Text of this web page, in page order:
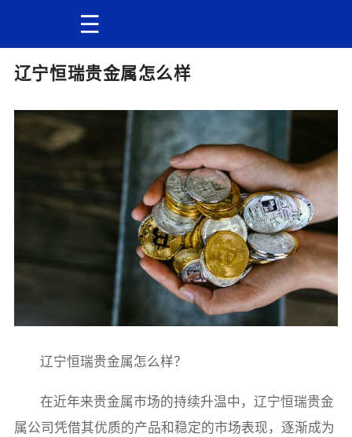
辽宁恒瑞贵金属怎么样
辽宁恒瑞贵金属怎么样？
在近年来贵金属市场的持续升温中，辽宁恒瑞贵金
属公司凭借其优质的产品和稳定的市场表现，逐渐成为